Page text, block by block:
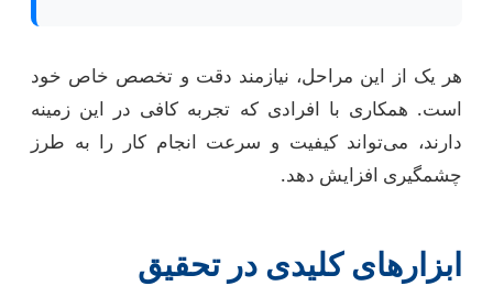
هر یک از این مراحل، نیازمند دقت و تخصص خاص خود
است. همکاری با افرادی که تجربه کافی در این زمینه
دارند، می‌تواند کیفیت و سرعت انجام کار را به طرز
چشمگیری افزایش دهد.
ابزارهای کلیدی در تحقیق